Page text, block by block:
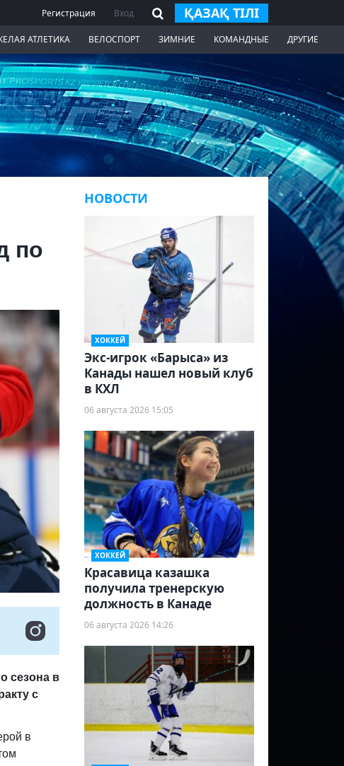
Регистрация Вход ҚАЗАҚ ТІЛІ
АТЛЕТИКА ВЕЛОСПОРТ ЗИМНИЕ КОМАНДНЫЕ ДРУГИЕ
по
сезона в
с
в
НОВОСТИ
ХОККЕЙ
Экс-игрок «Барыса» из
Канады нашел новый клуб
в КХЛ
06 августа 2026 15:05
ХОККЕЙ
Красавица казашка
получила тренерскую
должность в Канаде
06 августа 2026 14:26